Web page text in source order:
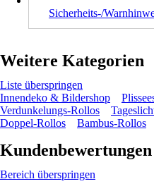
Sicherheits-/
Weitere Kategorien
Liste überspringen
Innendeko & Bildershop
Verdunkelungs-Rollos
Doppel-Rollos
Bambus-Rollos
Kundenbewertungen
Bereich überspringen